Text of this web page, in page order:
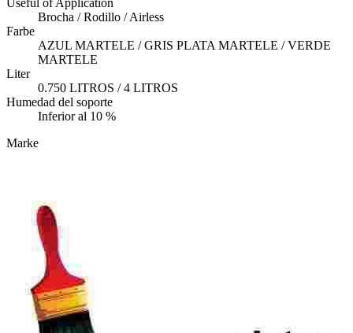
Brocha / Rodillo / Airless
Farbe
AZUL MARTELE / GRIS PLATA MARTELE / VERDE
MARTELE
Liter
0.750 LITROS / 4 LITROS
Humedad del soporte
Inferior al 10 %
Marke